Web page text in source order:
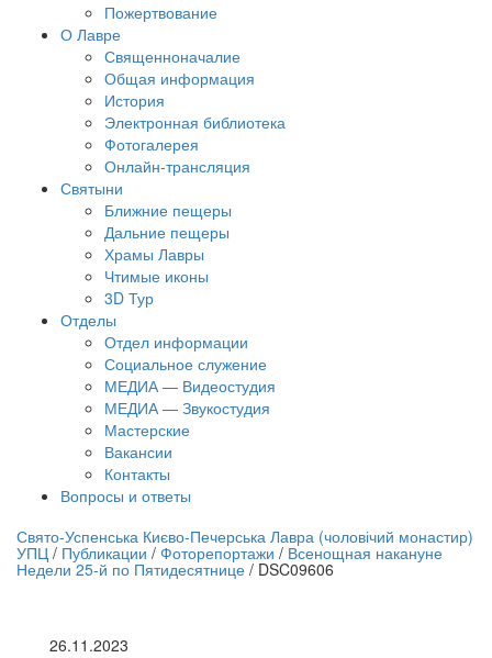
Пожертвование
О Лавре
Священноначалие
Общая информация
История
Электронная библиотека
Фотогалерея
Онлайн-трансляция
Святыни
Ближние пещеры
Дальние пещеры
Храмы Лавры
Чтимые иконы
3D Тур
Отделы
Отдел информации
Социальное служение
МЕДИА — Видеостудия
МЕДИА — Звукостудия
Мастерские
Вакансии
Контакты
Вопросы и ответы
трансляция | 12 сентября
трансляции
Свято-Успенська Києво-Печерська Лавра (чоловічий монастир)
УПЦ / Публикации / Фоторепортажи / Всенощная накануне
Недели 25-й по Пятидесятнице / DSC09606
26.11.2023